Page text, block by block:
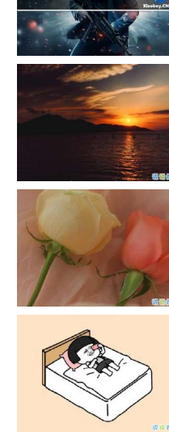
单目摄像头与双目摄像头
日出文案温柔句子 看日出的微
信说说配图
官宣恋爱的说说配图 官宣句子